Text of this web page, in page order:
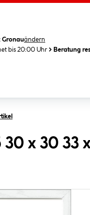
Gronauändern
bis 20:00 Uhr
Beratung
30 x 30 33